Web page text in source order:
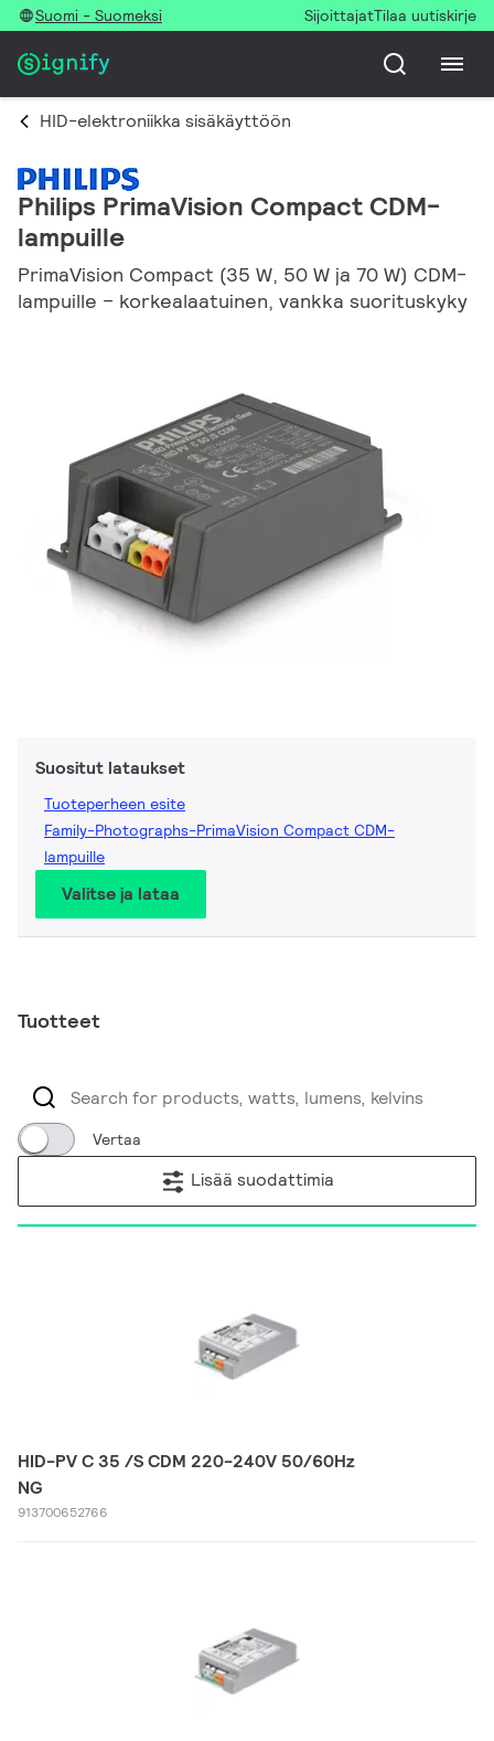
Suomi - Suomeksi SijoittajatTilaa uutiskirje
HID-elektroniikka sisäkäyttöön
Philips PrimaVision Compact CDM-
lampuille
PrimaVision Compact (35 W, 50 W ja 70 W) CDM-
lampuille – korkealaatuinen, vankka suorituskyky
Suositut lataukset
Tuoteperheen esite
Family-Photographs-PrimaVision Compact CDM-
lampuille
Valitse ja lataa
Tuotteet
Vertaa
Lisää suodattimia
HID-PV C 35 /S CDM 220-240V 50/60Hz
NG
913700652766